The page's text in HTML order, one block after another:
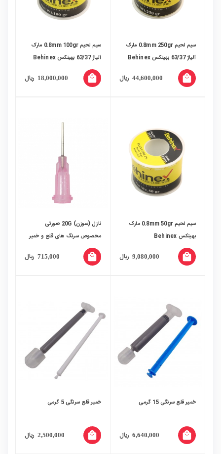
سیم لحیم 0.8mm 250gr مارک
آلیاژ 63/37 بهینکس Behinex
44,600,000 ریال local_mall
سیم لحیم 0.8mm 100gr مارک
آلیاژ 63/37 بهینکس Behinex
18,000,000 ریال local_mall
سیم لحیم 0.8mm 50gr مارک
بهینکس Behinex
9,080,000 ریال local_mall
نازل (سوزن) 20G صورتی
مخصوص سرنگ های قلع و خمیر
فلاکس
715,000 ریال local_mall
خمیر قلع سرنگی 15 گرمی
6,640,000 ریال local_mall
خمیر قلع سرنگی 5 گرمی
2,500,000 ریال local_mall